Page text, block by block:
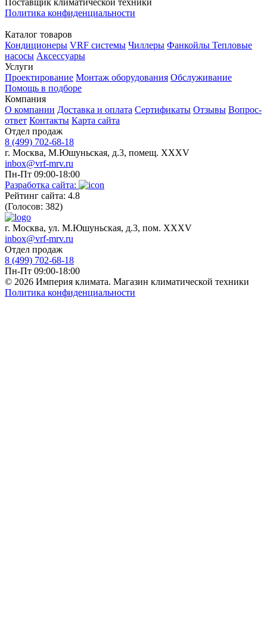
Политика конфиденциальности
Каталог товаров
Кондиционеры VRF системы Чиллеры Фанкойлы Тепловые
насосы Аксессуары
Услуги
Проектирование Монтаж оборудования Обслуживание
Помощь в подборе
Компания
О компании Доставка и оплата Сертификаты Отзывы Вопрос-
ответ Контакты Карта сайта
Отдел продаж
8 (499) 702-68-18
г. Москва, М.Юшуньская, д.3, помещ. XXXV
inbox@vrf-mrv.ru
Пн-Пт 09:00-18:00
Разработка сайта:
Рейтинг сайта: 4.8
(Голосов: 382)
г. Москва, ул. М.Юшуньская, д.3, пом. XXXV
inbox@vrf-mrv.ru
Отдел продаж
8 (499) 702-68-18
Пн-Пт 09:00-18:00
© 2026 Империя климата. Магазин климатической техники
Политика конфиденциальности